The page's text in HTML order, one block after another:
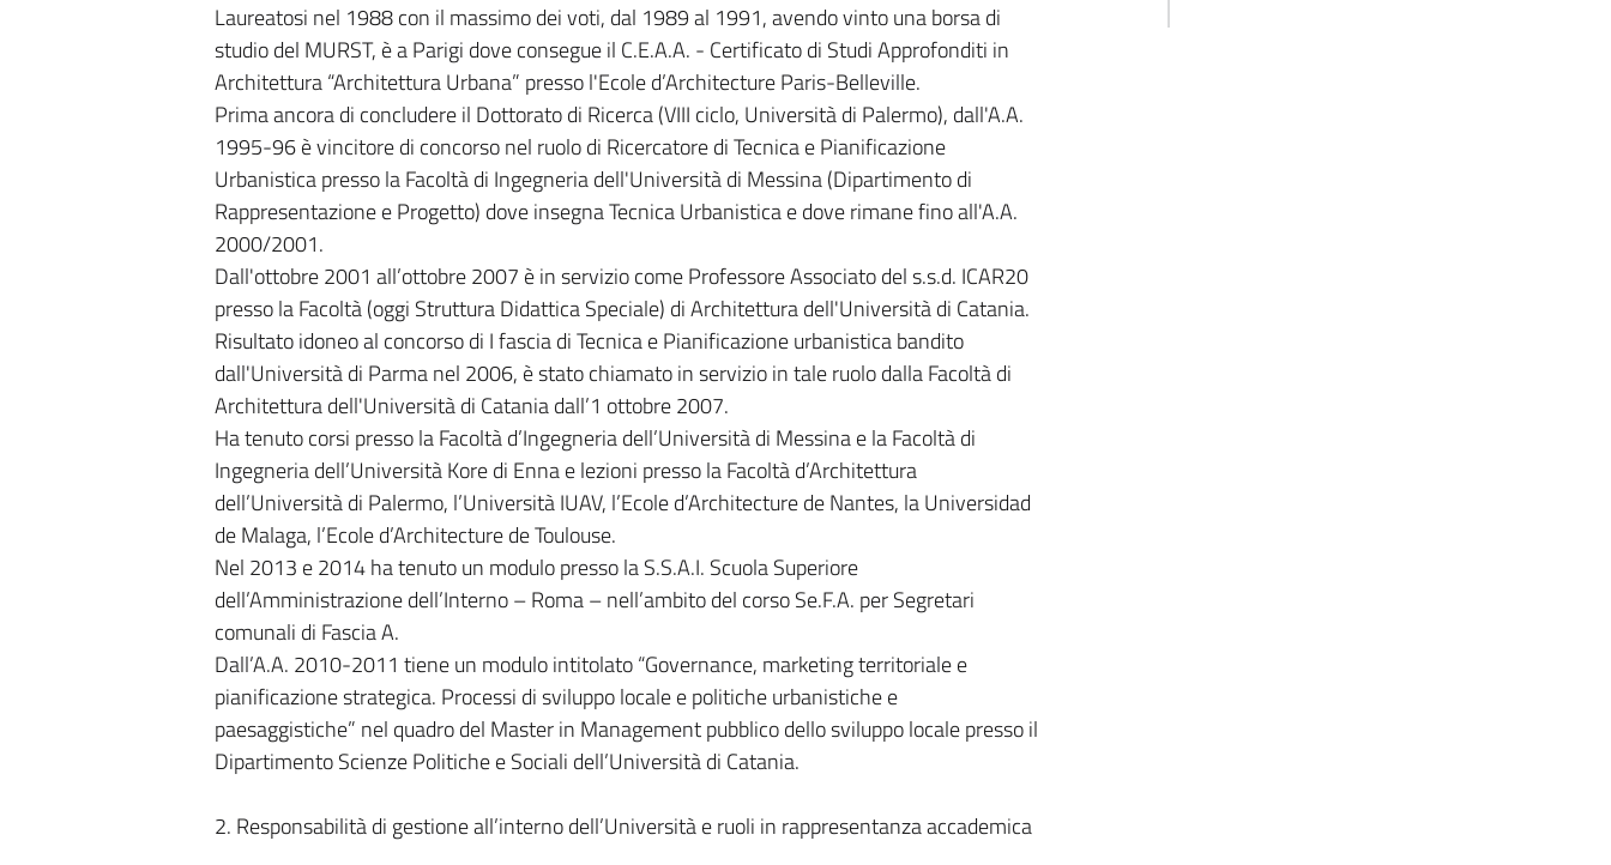
Laureatosi nel 1988 con il massimo dei voti, dal 1989 al 1991, avendo vinto una borsa di
studio del MURST, è a Parigi dove consegue il C.E.A.A. - Certificato di Studi Approfonditi in
Architettura “Architettura Urbana” presso l'Ecole d’Architecture Paris-Belleville.
Prima ancora di concludere il Dottorato di Ricerca (VIII ciclo, Università di Palermo), dall'A.A.
1995-96 è vincitore di concorso nel ruolo di Ricercatore di Tecnica e Pianificazione
Urbanistica presso la Facoltà di Ingegneria dell'Università di Messina (Dipartimento di
Rappresentazione e Progetto) dove insegna Tecnica Urbanistica e dove rimane fino all'A.A.
2000/2001.
Dall'ottobre 2001 all’ottobre 2007 è in servizio come Professore Associato del s.s.d. ICAR20
presso la Facoltà (oggi Struttura Didattica Speciale) di Architettura dell'Università di Catania.
Risultato idoneo al concorso di I fascia di Tecnica e Pianificazione urbanistica bandito
dall'Università di Parma nel 2006, è stato chiamato in servizio in tale ruolo dalla Facoltà di
Architettura dell'Università di Catania dall’1 ottobre 2007.
Ha tenuto corsi presso la Facoltà d’Ingegneria dell’Università di Messina e la Facoltà di
Ingegneria dell’Università Kore di Enna e lezioni presso la Facoltà d’Architettura
dell’Università di Palermo, l’Università IUAV, l’Ecole d’Architecture de Nantes, la Universidad
de Malaga, l’Ecole d’Architecture de Toulouse.
Nel 2013 e 2014 ha tenuto un modulo presso la S.S.A.I. Scuola Superiore
dell’Amministrazione dell’Interno – Roma – nell’ambito del corso Se.F.A. per Segretari
comunali di Fascia A.
Dall’A.A. 2010-2011 tiene un modulo intitolato “Governance, marketing territoriale e
pianificazione strategica. Processi di sviluppo locale e politiche urbanistiche e
paesaggistiche” nel quadro del Master in Management pubblico dello sviluppo locale presso il
Dipartimento Scienze Politiche e Sociali dell’Università di Catania.
2. Responsabilità di gestione all’interno dell’Università e ruoli in rappresentanza accademica